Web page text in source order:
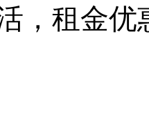
，租金